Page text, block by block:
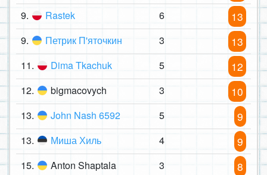
9. Rastek 6 13
9. Петрик П'яточкин 3 13
11. Dima Tkachuk 5 12
12. bigmacovych 3 10
13. John Nash 6592 5 9
13. Миша Хиль 4 9
15. Anton Shaptala 3 8